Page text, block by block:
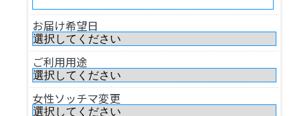
お届け希望日
ご利用用途
女性ソッチマ変更